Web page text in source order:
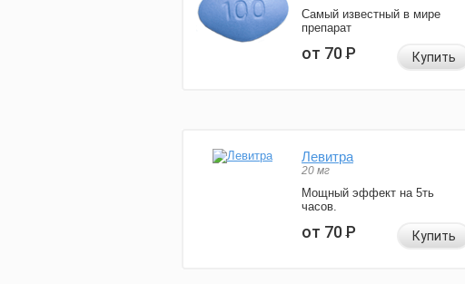
Самый известный в мире
препарат
от 70Р Купить
Левитра
20 мг
Мощный эффект на 5ть
часов.
от 70Р Купить